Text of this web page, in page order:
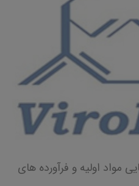
مواد اولیه و فرآورده های